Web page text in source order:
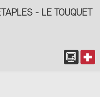
- LE TOUQUET